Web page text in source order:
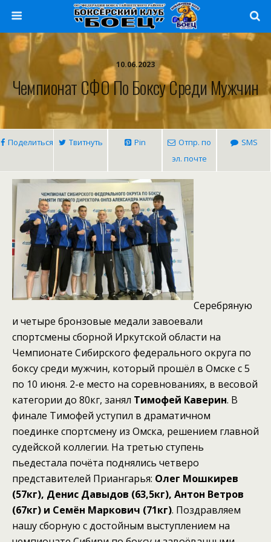
10.06.2023
Чемпионат СФО По Боксу Среди Мужчин
Поделиться Твитнуть Pin
Отпр. по
эл. почте
SMS
Серебряную
и четыре бронзовые медали завоевали
спортсмены сборной Иркутской области на
Чемпионате Сибирского федерального округа по
боксу среди мужчин, который прошёл в Омске с 5
по 10 июня. 2-е место на соревнованиях, в весовой
категории до 80кг, занял Тимофей Каверин. В
финале Тимофей уступил в драматичном
поединке спортсмену из Омска, решением главной
судейской коллегии. На третью ступень
пьедестала почёта поднялись четверо
представителей Приангарья: Олег Мошкирев
(57кг), Денис Давыдов (63,5кг), Антон Ветров
(67кг) и Семён Маркович (71кг). Поздравляем
нашу сборную с достойным выступлением на